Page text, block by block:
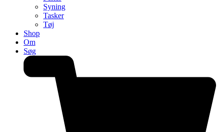
Syning
Tasker
Tøj
Shop
Om
Søg